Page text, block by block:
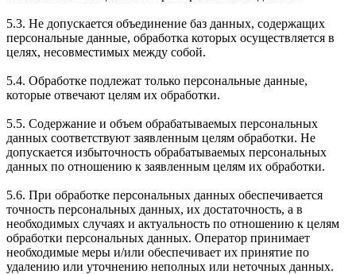
5.3. Не допускается объединение баз данных, содержащих
персональные данные, обработка которых осуществляется в
целях, несовместимых между собой.
5.4. Обработке подлежат только персональные данные,
которые отвечают целям их обработки.
5.5. Содержание и объем обрабатываемых персональных
данных соответствуют заявленным целям обработки. Не
допускается избыточность обрабатываемых персональных
данных по отношению к заявленным целям их обработки.
5.6. При обработке персональных данных обеспечивается
точность персональных данных, их достаточность, а в
необходимых случаях и актуальность по отношению к целям
обработки персональных данных. Оператор принимает
необходимые меры и/или обеспечивает их принятие по
удалению или уточнению неполных или неточных данных.